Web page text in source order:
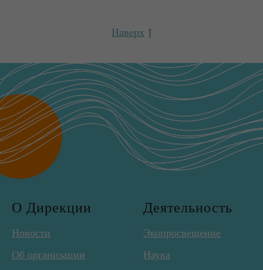
Наверх
О Дирекции
Новости
Об организации
Деятельность
Экопросвещение
Наука